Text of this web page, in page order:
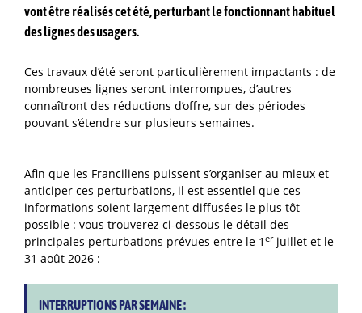
vont être réalisés cet été, perturbant le fonctionnant habituel
des lignes des usagers.
Ces travaux d’été seront particulièrement impactants : de
nombreuses lignes seront interrompues, d’autres
connaîtront des réductions d’offre, sur des périodes
pouvant s’étendre sur plusieurs semaines.
Afin que les Franciliens puissent s’organiser au mieux et
anticiper ces perturbations, il est essentiel que ces
informations soient largement diffusées le plus tôt
possible : vous trouverez ci-dessous le détail des
principales perturbations prévues entre le 1 erjuillet et le
31 août 2026 :
INTERRUPTIONS PAR SEMAINE :